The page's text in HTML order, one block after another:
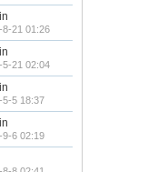
8-21 01:26
5-21 02:04
5-5 18:37
9-6 02:19